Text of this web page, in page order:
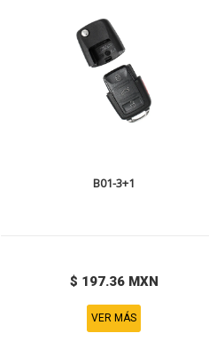
B01-3+1
$ 197.36 MXN
VER MÁS